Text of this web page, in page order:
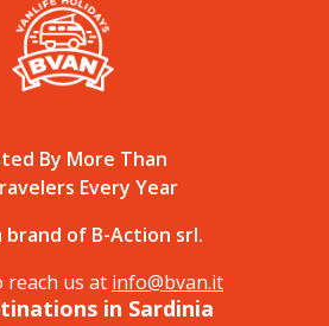
By More Than
Every Year
brand of B-Action srl.
reach us at info@bvan.it
in Sardinia